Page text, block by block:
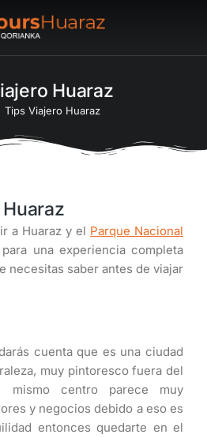
Huaraz
Tips Viajero Huaraz
a Huaraz y el Parque Nacional
una experiencia completa
necesitas saber antes de viajar
cuenta que es una ciudad
muy pintoresco fuera del
centro parece muy
y negocios debido a eso es
entonces quedarte en el